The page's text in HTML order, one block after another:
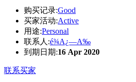
购买记录:Good
买家活动:Active
用途:Personal
联系人:é¾A¿—A‰
到期日期:16 Apr 2020
联系买家